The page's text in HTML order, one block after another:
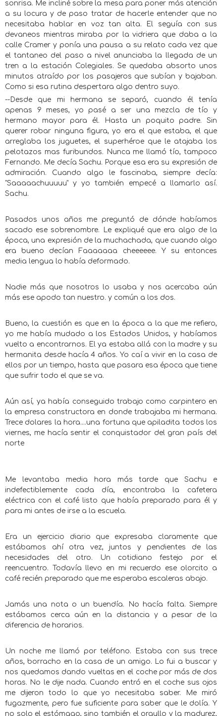
sonrisa. Me incliné sobre la mesa para poner más atención
a su locura y de paso tratar de hacerle entender que no
necesitaba hablar en voz tan alta. El seguía con sus
devaneos mientras miraba por la vidriera que daba a la
calle Cramer y ponía una pausa a su relato cada vez que
el tantaneo del paso a nivel anunciaba la llegada de un
tren a la estación Colegiales. Se quedaba absorto unos
minutos atraído por los pasajeros que subían y bajaban.
Como si esa rutina despertara algo dentro suyo.
--Desde que mi hermana se separó, cuando él tenía
apenas 9 meses, yo pasé a ser una mezcla de tío y
hermano mayor para él. Hasta un poquito padre. Sin
querer robar ninguna figura, yo era el que estaba, el que
arreglaba los juguetes, el superhéroe que le atajaba los
pelotazos mas furibundos. Nunca me llamó tío, tampoco
Fernando. Me decía Sachu. Porque esa era su expresión de
admiración. Cuando algo le fascinaba, siempre decía:
"Saaaaachuuuuu" y yo también empecé a llamarlo así.
Sachu.
Pasados unos años me preguntó de dónde habíamos
sacado ese sobrenombre. Le expliqué que era algo de la
época, una expresión de la muchachada, que cuando algo
era bueno decían Faaaaaaa cheeeeee. Y su entonces
media lengua lo había deformado.
Nadie más que nosotros lo usaba y nos acercaba aún
más ese apodo tan nuestro. y común a los dos.
Bueno, la cuestión es que en la época a la que me refiero,
yo me había mudado a los Estados Unidos, y habíamos
vuelto a encontrarnos. El ya estaba allá con la madre y su
hermanita desde hacía 4 años. Yo caí a vivir en la casa de
ellos por un tiempo, hasta que pasara esa época que tiene
que sufrir todo el que se va.
Aún así, ya había conseguido trabajo como carpintero en
la empresa constructora en donde trabajaba mi hermana.
Trece dolares la hora....una fortuna que apiladita todos los
viernes, me hacía sentir el conquistador del gran país del
norte
Me levantaba media hora más tarde que Sachu e
indefectiblemente cada día, encontraba la cafetera
eléctrica con el café listo que había preparado para él y
para mi antes de irse a la escuela.
Era un ejercicio diario que expresaba claramente que
estábamos ahí otra vez, juntos y pendientes de las
necesidades del otro. Un cotidiano festejo por el
reencuentro. Todavía llevo en mi recuerdo ese olorcito a
café recién preparado que me esperaba escaleras abajo.
Jamás una nota o un buendía. No hacía falta. Siempre
estábamos cerca aún en la distancia y a pesar de la
diferencia de horarios.
Un noche me llamó por teléfono. Estaba con sus trece
años, borracho en la casa de un amigo. Lo fui a buscar y
nos quedamos dando vueltas en el coche por más de dos
horas. No le dije nada. Cuando entró en el coche sus ojos
me dijeron todo lo que yo necesitaba saber. Me miró
fugazmente, pero fue suficiente para saber que le dolía. Y
no solo el estómago, sino también el orgullo y la madurez,